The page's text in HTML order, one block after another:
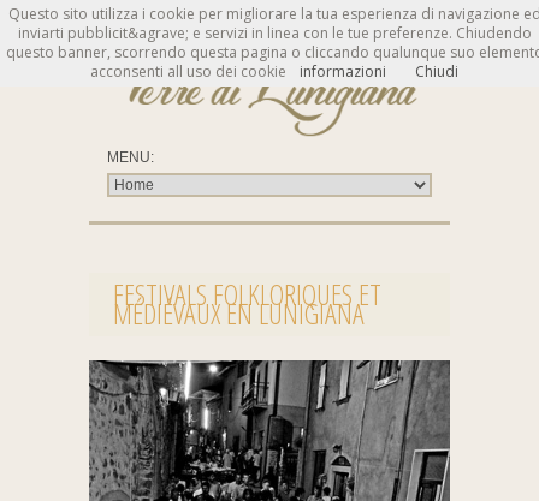
FESTIVALS FOLKLORIQUES ET
MÉDIÉVAUX EN LUNIGIANA
Questo sito utilizza i cookie per migliorare la tua esperienza di navigazione
inviarti pubblicit&agrave; e servizi in linea con le tue preferenze. Chiudendo
questo banner, scorrendo questa pagina o cliccando qualunque suo
acconsenti all uso dei cookie
informazioni Chiudi